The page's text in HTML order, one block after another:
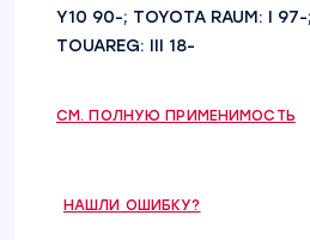
Y10 90-; TOYOTA RAUM: I 97-
TOUAREG: III 18-
СМ. ПОЛНУЮ ПРИМЕНИМОСТЬ
НАШЛИ ОШИБКУ?